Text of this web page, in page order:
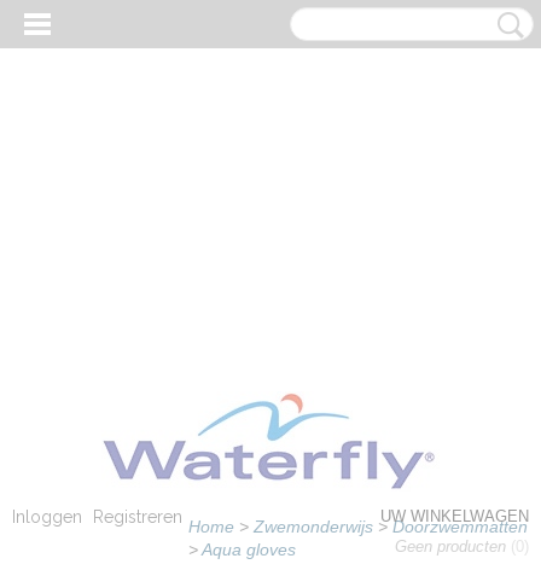
Inloggen Registreren
UW WINKELWAGEN
Geen producten (0)
Home > Zwemonderwijs >Doorzwemmatten
>Aqua gloves